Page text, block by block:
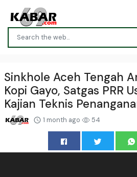
Sinkhole Aceh Tengah
Kopi Gayo, Satgas PRR
Kajian Teknis
1 month ago 54